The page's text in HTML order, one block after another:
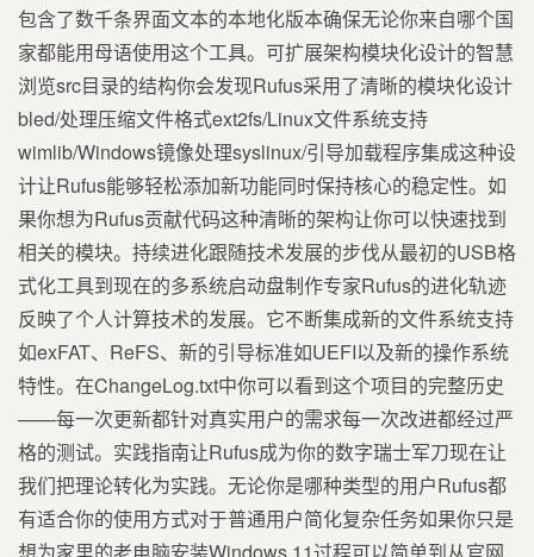
包含了数千条界面文本的本地化版本确保无论你来自哪个国
家都能用母语使用这个工具。可扩展架构模块化设计的智慧
浏览src目录的结构你会发现Rufus采用了清晰的模块化设计
bled/处理压缩文件格式ext2fs/Linux文件系统支持
wimlib/Windows镜像处理syslinux/引导加载程序集成这种设
计让Rufus能够轻松添加新功能同时保持核心的稳定性。如
果你想为Rufus贡献代码这种清晰的架构让你可以快速找到
相关的模块。持续进化跟随技术发展的步伐从最初的USB格
式化工具到现在的多系统启动盘制作专家Rufus的进化轨迹
反映了个人计算技术的发展。它不断集成新的文件系统支持
如exFAT、ReFS、新的引导标准如UEFI以及新的操作系统
特性。在ChangeLog.txt中你可以看到这个项目的完整历史
——每一次更新都针对真实用户的需求每一次改进都经过严
格的测试。实践指南让Rufus成为你的数字瑞士军刀现在让
我们把理论转化为实践。无论你是哪种类型的用户Rufus都
有适合你的使用方式对于普通用户简化复杂任务如果你只是